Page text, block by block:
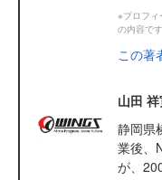
※プロフィ
の内容です
この著
山田 祥
静岡県
業後、
が、